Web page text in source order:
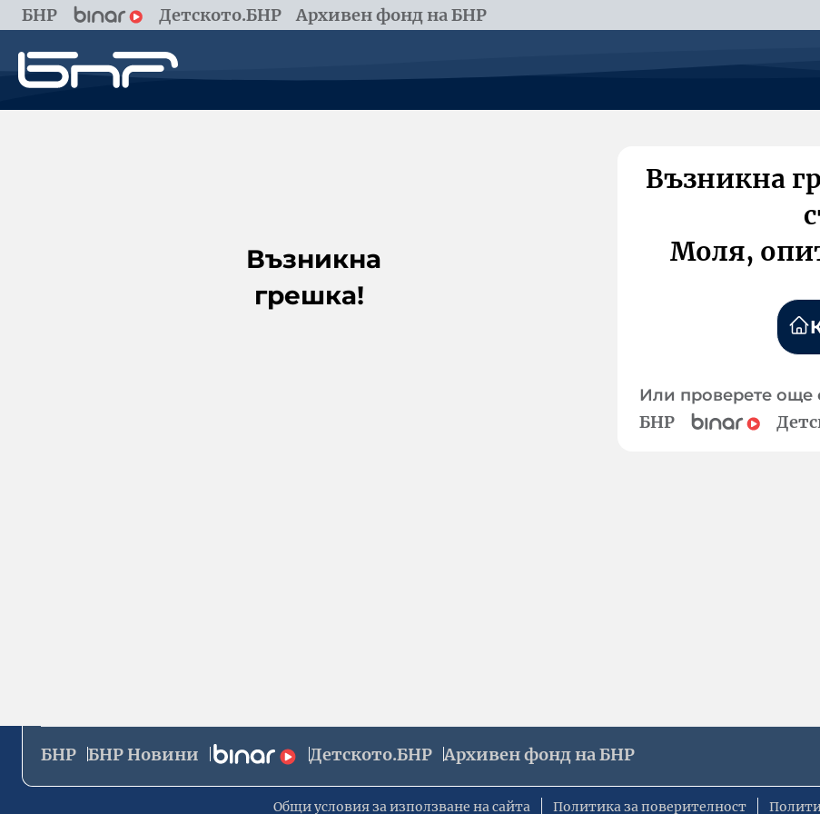
БНР Детското.БНР Архивен фонд на БНР
Възникна
грешка!
Възникна
Моля,
Или проверете още
БНР
БНР БНР Новини Детското.БНР Архивен фонд на БНР
Общи условия за използване на сайта Политика за поверителност